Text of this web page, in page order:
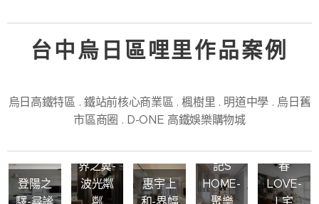
台中烏日區哩里作品案例
烏日高鐵特區 . 鐵站前核心商業區 . 楓樹里 . 明道中學 . 烏日舊
市區商圈 . D-ONE 高鐵娛樂購物城
登陽之
驛-尋謐
富旺世
界之翼-
波光粼
粼
惠宇上
和-界幅
同興協
記S
HOME-
聚樂
和築青
春
LOVE-
L宅